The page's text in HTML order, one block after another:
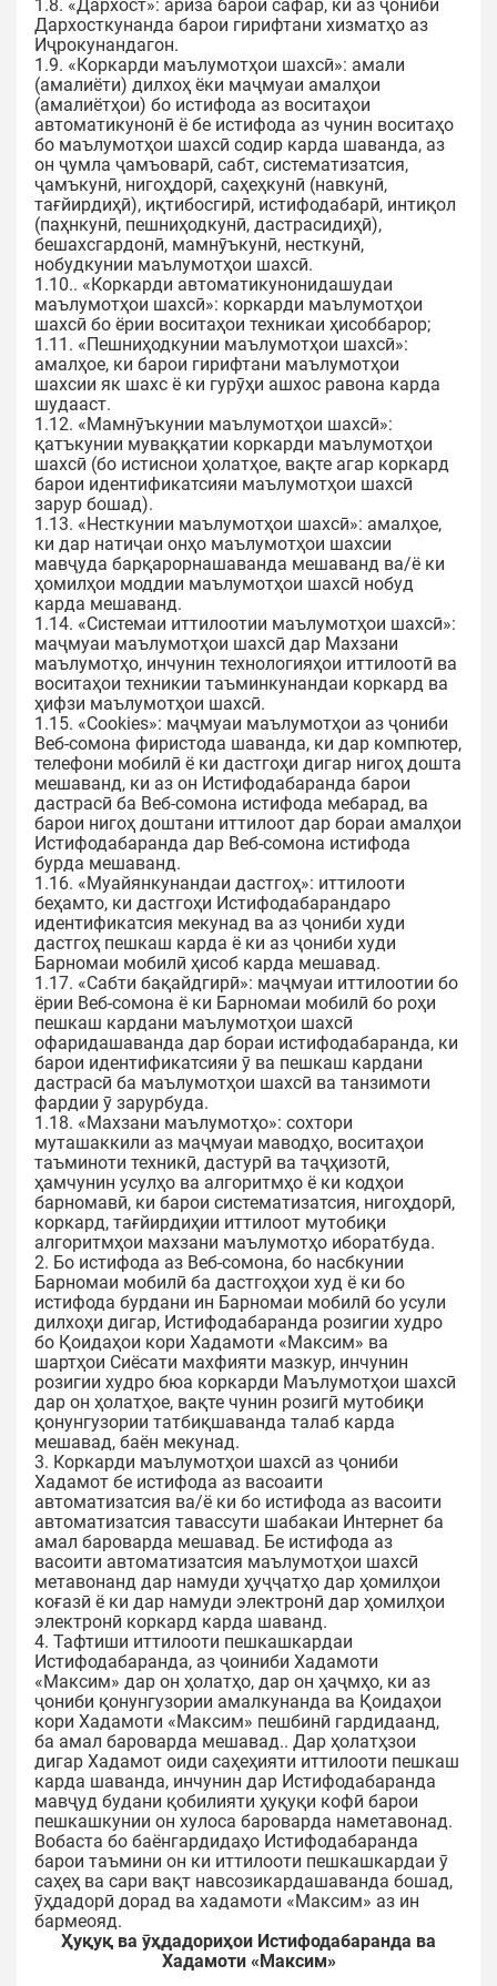
1.8. «Дархост»: ариза барои сафар, ки аз ҷониби
Дархосткунанда барои гирифтани хизматҳо аз
Иҷрокунандагон.
1.9. «Коркарди маълумотҳои шахсӣ»: амали
(амалиёти) дилхоҳ ёки маҷмуаи амалҳои
(амалиётҳои) бо истифода аз воситаҳои
автоматикунонӣ ё бе истифода аз чунин воситаҳо
бо маълумотҳои шахсӣ содир карда шаванда, аз
он ҷумла ҷамъоварӣ, сабт, систематизатсия,
ҷамъкунӣ, нигоҳдорӣ, саҳеҳкунӣ (навкунӣ,
тағйирдиҳӣ), иқтибосгирӣ, истифодабарӣ, интиқол
(паҳнкунӣ, пешниҳодкунӣ, дастрасидиҳӣ),
бешахсгардонӣ, мамнӯъкунӣ, несткунӣ,
нобудкунии маълумотҳои шахсӣ.
1.10.. «Коркарди автоматикунонидашудаи
маълумотҳои шахсӣ»: коркарди маълумотҳои
шахсӣ бо ёрии воситаҳои техникаи ҳисоббарор;
1.11. «Пешниҳодкунии маълумотҳои шахсӣ»:
амалҳое, ки барои гирифтани маълумотҳои
шахсии як шахс ё ки гурӯҳи ашхос равона карда
шудааст.
1.12. «Мамнӯъкунии маълумотҳои шахсӣ»:
қатъкунии муваққатии коркарди маълумотҳои
шахсӣ (бо истиснои ҳолатҳое, вақте агар коркард
барои идентификатсияи маълумотҳои шахсӣ
зарур бошад).
1.13. «Несткунии маълумотҳои шахсӣ»: амалҳое,
ки дар натиҷаи онҳо маълумотҳои шахсии
мавҷуда барқарорнашаванда мешаванд ва/ё ки
ҳомилҳои моддии маълумотҳои шахсӣ нобуд
карда мешаванд.
1.14. «Системаи иттилоотии маълумотҳои шахсӣ»:
маҷмуаи маълумотҳои шахсӣ дар Махзани
маълумотҳо, инчунин технологияҳои иттилоотӣ ва
воситаҳои техникии таъминкунандаи коркард ва
ҳифзи маълумотҳои шахсӣ.
1.15. «Cookies»: маҷмуаи маълумотҳои аз ҷониби
Веб-сомона фиристода шаванда, ки дар компютер,
телефони мобилӣ ё ки дастгоҳи дигар нигоҳ дошта
мешаванд, ки аз он Истифодабаранда барои
дастрасӣ ба Веб-сомона истифода мебарад, ва
барои нигоҳ доштани иттилоот дар бораи амалҳои
Истифодабаранда дар Веб-сомона истифода
бурда мешаванд.
1.16. «Муайянкунандаи дастгоҳ»: иттилооти
беҳамто, ки дастгоҳи Истифодабарандаро
идентификатсия мекунад ва аз ҷониби худи
дастгоҳ пешкаш карда ё ки аз ҷониби худи
Барномаи мобилӣ ҳисоб карда мешавад.
1.17. «Сабти бақайдгирӣ»: маҷмуаи иттилоотии бо
ёрии Веб-сомона ё ки Барномаи мобилӣ бо роҳи
пешкаш кардани маълумотҳои шахсӣ
офаридашаванда дар бораи истифодабаранда, ки
барои идентификатсияи ӯ ва пешкаш кардани
дастрасӣ ба маълумотҳои шахсӣ ва танзимоти
фардии ӯ зарурбуда.
1.18. «Махзани маълумотҳо»: сохтори
муташаккили аз маҷмуаи маводҳо, воситаҳои
таъминоти техникӣ, дастурӣ ва таҷҳизотӣ,
ҳамчунин усулҳо ва алгоритмҳо ё ки кодҳои
барномавӣ, ки барои систематизатсия, нигоҳдорӣ,
коркард, тағйирдиҳии иттилоот мутобиқи
алгоритмҳои махзани маълумотҳо иборатбуда.
2. Бо истифода аз Веб-сомона, бо насбкунии
Барномаи мобилӣ ба дастгоҳҳои худ ё ки бо
истифода бурдани ин Барномаи мобилӣ бо усули
дилхоҳи дигар, Истифодабаранда розигии худро
бо Қоидаҳои кори Хадамоти «Максим» ва
шартҳои Сиёсати махфияти мазкур, инчунин
розигии худро бюа коркарди Маълумотҳои шахсӣ
дар он ҳолатҳое, вақте чунин розигӣ мутобиқи
қонунгузории татбиқшаванда талаб карда
мешавад, баён мекунад.
3. Коркарди маълумотҳои шахсӣ аз ҷониби
Хадамот бе истифода аз васоаити
автоматизатсия ва/ё ки бо истифода аз васоити
автоматизатсия тавассути шабакаи Интернет ба
амал бароварда мешавад. Бе истифода аз
васоити автоматизатсия маълумотҳои шахсӣ
метавонанд дар намуди ҳуҷҷатҳо дар ҳомилҳои
коғазӣ ё ки дар намуди электронӣ дар ҳомилҳои
электронӣ коркард карда шаванд.
4. Тафтиши иттилооти пешкашкардаи
Истифодабаранда, аз ҷоиниби Хадамоти
«Максим» дар он ҳолатҳо, дар он ҳаҷмҳо, ки аз
ҷониби қонунгузории амалкунанда ва Қоидаҳои
кори Хадамоти «Максим» пешбинӣ гардидаанд,
ба амал бароварда мешавад.. Дар ҳолатҳзои
дигар Хадамот оиди саҳеҳияти иттилооти пешкаш
карда шаванда, инчунин дар Истифодабаранда
мавҷуд будани қобилияти ҳуқуқи кофӣ барои
пешкашкунии он хулоса бароварда наметавонад.
Вобаста бо баёнгардидаҳо Истифодабаранда
барои таъмини он ки иттилооти пешкашкардаи ӯ
саҳеҳ ва сари вақт навсозикардашаванда бошад,
ӯҳдадорӣ дорад ва хадамоти «Максим» аз ин
бармеояд.
Ҳуқуқ ва ӯҳдадориҳои Истифодабаранда ва
Хадамоти «Максим»